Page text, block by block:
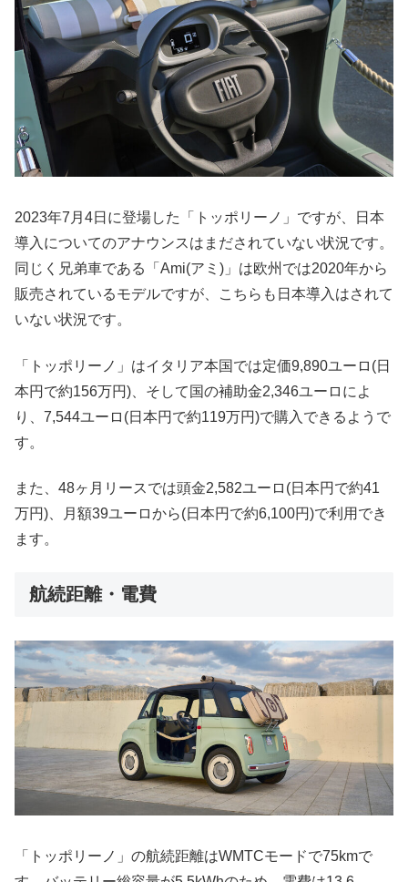
2023年7月4日に登場した「トッポリーノ」ですが、日本
導入についてのアナウンスはまだされていない状況です。
同じく兄弟車である「Ami(アミ)」は欧州では2020年から
販売されているモデルですが、こちらも日本導入はされて
いない状況です。
「トッポリーノ」はイタリア本国では定価9,890ユーロ(日
本円で約156万円)、そして国の補助金2,346ユーロによ
り、7,544ユーロ(日本円で約119万円)で購入できるようで
す。
また、48ヶ月リースでは頭金2,582ユーロ(日本円で約41
万円)、月額39ユーロから(日本円で約6,100円)で利用でき
ます。
航続距離・電費
「トッポリーノ」の航続距離はWMTCモードで75kmで